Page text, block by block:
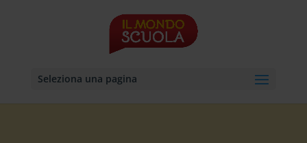
Seleziona una pagina